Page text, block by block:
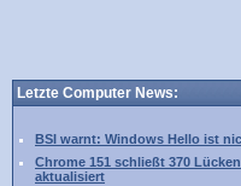
Letzte Computer News:
BSI warnt: Windows Hello ist
Chrome 151 schließt 370
aktualisiert